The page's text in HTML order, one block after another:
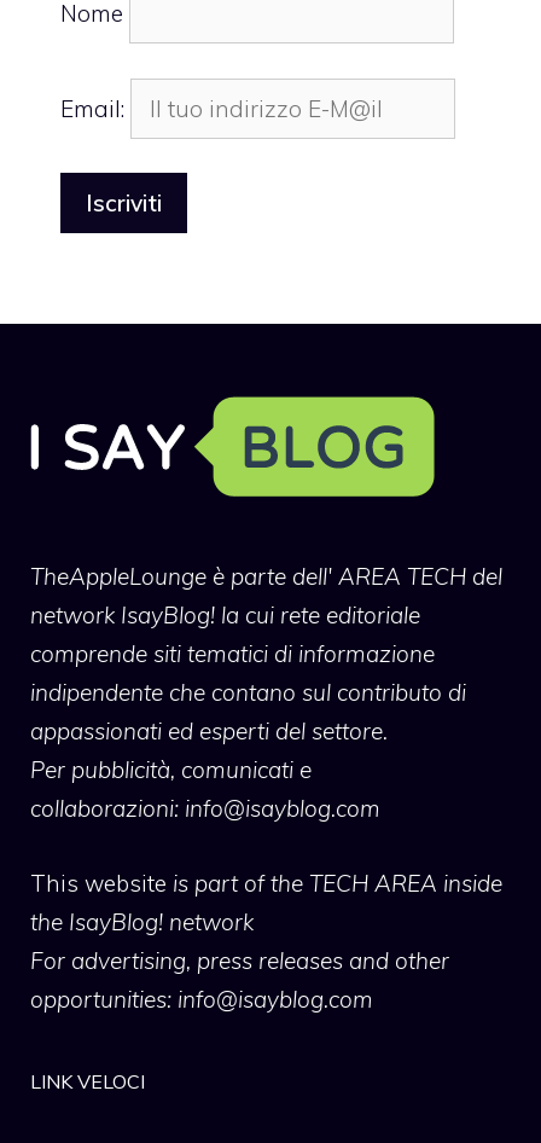
Nome
Email:
TheAppleLounge è parte dell' AREA TECH del
network IsayBlog! la cui rete editoriale
comprende siti tematici di informazione
indipendente che contano sul contributo di
appassionati ed esperti del settore.
Per pubblicità, comunicati e
collaborazioni: info@isayblog.com
This website is part of the TECH AREA inside
the IsayBlog! network
For advertising, press releases and other
opportunities: info@isayblog.com
LINK VELOCI